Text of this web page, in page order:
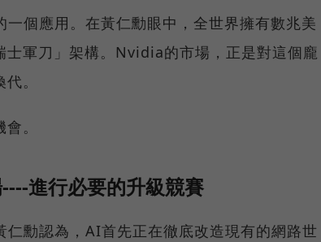
個應用。在黃仁勳眼中，全世界擁有數兆美
軍刀」架構。Nvidia的市場，正是對這個龐
。
。
進行必要的升級競賽
勳認為，AI首先正在徹底改造現有的網路世